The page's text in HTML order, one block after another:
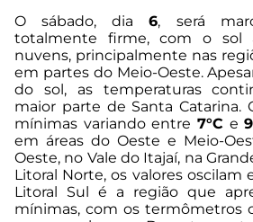
O sábado, dia6, será
totalmente firme, com o sol
nuvens, principalmente nas
em partes do Meio-Oeste.
do sol, as temperaturas
maior parte de Santa Catarina.
mínimas variando entre 7°C e
em áreas do Oeste e Meio-
Oeste, no Vale do Itajaí, na
Litoral Norte, os valores oscilam
Litoral Sul é a região que
mínimas, com os termômetros